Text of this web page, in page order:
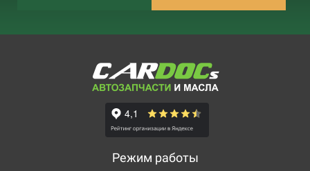
Режим работы